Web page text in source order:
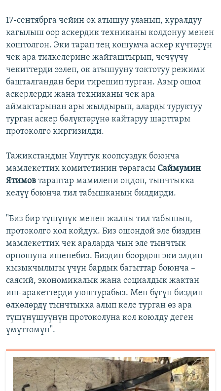
17-сентябрга чейин ок атышуу уланып, куралдуу
кагылыш оор аскердик техниканы колдонуу менен
коштолгон. Эки тарап тең кошумча аскер күчтөрүн
чек ара тилкелерине жайгаштырып, чечүүчү
чекиттерди ээлеп, ок атышууну токтотуу режими
башталгандан бери тирешип турган. Азыр ошол
аскерлерди жана техниканы чек ара
аймактарынан ары жылдырып, аларды туруктуу
турган аскер бөлүктөрүнө кайтаруу шарттары
протоколго киргизилди.
Тажикстандын Улуттук коопсуздук боюнча
мамлекеттик комитетинин төрагасы Саймумин
Ятимов тараптар мамилени оңдоп, тынчтыкка
келүү боюнча тил табышканын билдирди.
"Биз бир түшүнүк менен жалпы тил табышып,
протоколго кол койдук. Биз ошондой эле биздин
мамлекеттик чек араларда чын эле тынчтык
орношуна ишенебиз. Биздин боордош эки элдин
кызыкчылыгы үчүн бардык багыттар боюнча –
саясий, экономикалык жана социалдык жактан
иш-аракеттерди уюштурабыз. Мен бүгүн биздин
өлкөлөрдү тынчтыкка алып келе турган өз ара
түшүнүшуүнүн протоколуна кол коюлду деген
үмүттөмүн".